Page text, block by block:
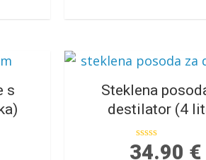
s
Steklena
destilator (4
Ocenjeno
34.90 €